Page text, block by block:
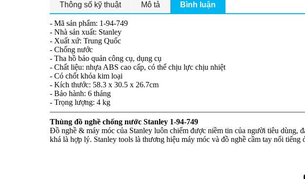
Thông số kỹ thuật Mô tả Bình luận
- Mã sản phẩm: 1-94-749
- Nhà sản xuất: Stanley
- Xuất xứ: Trung Quốc
- Chống nước
- Tha hồ bảo quản công cụ, dụng cụ
- Chất liệu: nhựa ABS cao cấp, có thể chịu lực chịu nhiệt
- Có chốt khóa kim loại
- Kích thước: 58.3 x 30.5 x 26.7cm
- Bảo hành: 6 tháng
- Trọng lượng: 4 kg
Thùng đồ nghề chống nước Stanley 1-94-749
Đồ nghề & máy móc của Stanley luôn chiếm được niềm tin của người tiêu dùng,
khá là hợp lý. Stanley tools là thương hiệu máy móc và đồ nghề cầm tay nổi